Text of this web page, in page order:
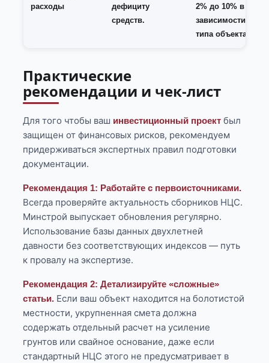
расходы
дефициту
средств.
2% до 10% в
зависимости от
типа объекта).
Практические
рекомендации и чек-лист
Для того чтобы ваш инвестиционный проект был
защищен от финансовых рисков, рекомендуем
придерживаться экспертных правил подготовки
документации.
Рекомендация 1: Работайте с первоисточниками.
Всегда проверяйте актуальность сборников НЦС.
Минстрой выпускает обновления регулярно.
Использование базы данных двухлетней
давности без соответствующих индексов — путь
к провалу на экспертизе.
Рекомендация 2: Детализируйте «сложные»
статьи. Если ваш объект находится на болотистой
местности, укрупненная смета должна
содержать отдельный расчет на усиление
грунтов или свайное основание, даже если
стандартный НЦС этого не предусматривает в